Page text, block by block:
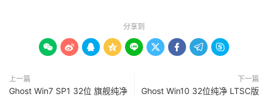
分享到
        
上一篇
Ghost Win7 SP1 32位 旗舰纯净
下一篇
Ghost Win10 32位纯净 LTSC版